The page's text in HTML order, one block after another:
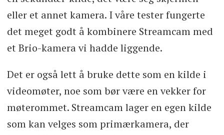
eller et annet kamera. I våre tester fungerte
det meget godt å kombinere Streamcam med
et Brio-kamera vi hadde liggende.
Det er også lett å bruke dette som en kilde i
videomøter, noe som bør være en vekker for
møterommet. Streamcam lager en egen kilde
som kan velges som primærkamera, der